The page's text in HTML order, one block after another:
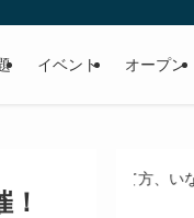
イベント オープン
方、いないかな？？？